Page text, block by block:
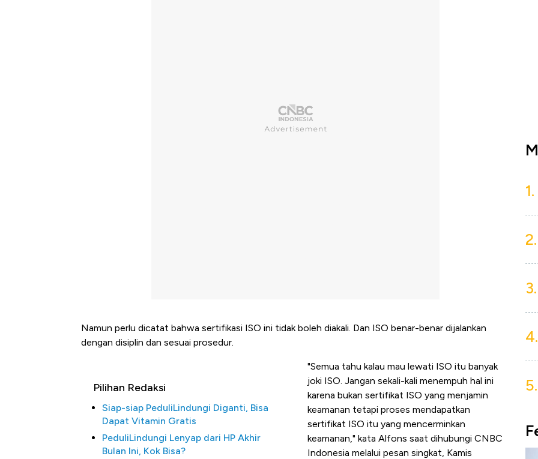
Namun perlu dicatat bahwa sertifikasi ISO ini tidak boleh diakali. Dan ISO benar-benar dijalankan
dengan disiplin dan sesuai prosedur.
Pilihan Redaksi
Siap-siap PeduliLindungi Diganti, Bisa
Dapat Vitamin Gratis
PeduliLindungi Lenyap dari HP Akhir
Bulan Ini, Kok Bisa?
"Semua tahu kalau mau lewati ISO itu banyak
joki ISO. Jangan sekali-kali menempuh hal ini
karena bukan sertifikat ISO yang menjamin
keamanan tetapi proses mendapatkan
sertifikat ISO itu yang mencerminkan
keamanan," kata Alfons saat dihubungi CNBC
Indonesia melalui pesan singkat, Kamis
1.
2.
3.
4.
5.